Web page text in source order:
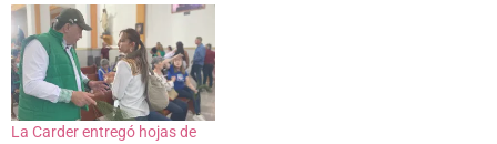
La Carder entregó hojas de